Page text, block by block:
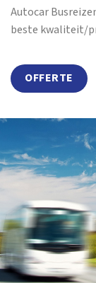
Autocar
beste kwaliteit/
OFFERTE